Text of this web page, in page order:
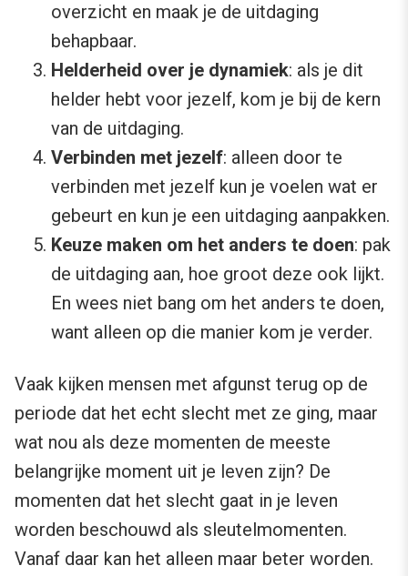
overzicht en maak je de uitdaging
behapbaar.
Helderheid over je dynamiek: als je dit
helder hebt voor jezelf, kom je bij de kern
van de uitdaging.
Verbinden met jezelf: alleen door te
verbinden met jezelf kun je voelen wat er
gebeurt en kun je een uitdaging aanpakken.
Keuze maken om het anders te doen: pak
de uitdaging aan, hoe groot deze ook lijkt.
En wees niet bang om het anders te doen,
want alleen op die manier kom je verder.
Vaak kijken mensen met afgunst terug op de
periode dat het echt slecht met ze ging, maar
wat nou als deze momenten de meeste
belangrijke moment uit je leven zijn? De
momenten dat het slecht gaat in je leven
worden beschouwd als sleutelmomenten.
Vanaf daar kan het alleen maar beter worden.